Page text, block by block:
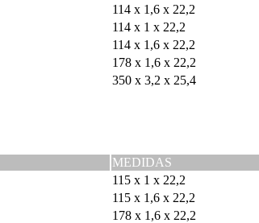
114 x 1,6 x 22,2
114 x 1 x 22,2
114 x 1,6 x 22,2
178 x 1,6 x 22,2
350 x 3,2 x 25,4
MEDIDAS
115 x 1 x 22,2
115 x 1,6 x 22,2
178 x 1,6 x 22,2